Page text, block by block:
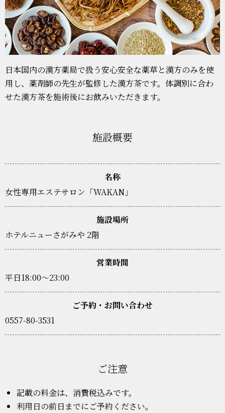
日本国内の漢方薬局で扱う安心安全な薬草と漢方のみを使
用し、薬剤師の先生が監修した漢方茶です。体調別に合わ
せた漢方茶を施術後にお飲みいただきます。
施設概要
名称
女性専用エステサロン「WAKAN」
施設場所
ホテルニューさがみや 2階
営業時間
平日18:00～23:00
ご予約・お問い合わせ
0557-80-3531
ご注意
記載の料金は、消費税込みです。
利用日の前日までにご予約ください。